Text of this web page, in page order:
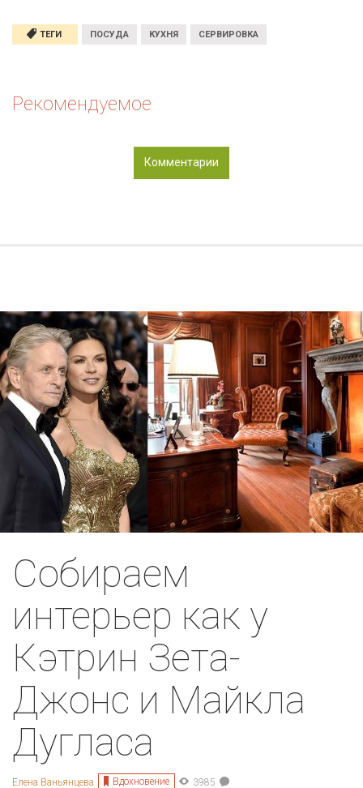
ТЕГИ ПОСУДА КУХНЯ СЕРВИРОВКА
Рекомендуемое
Комментарии
Собираем
интерьер как у
Кэтрин Зета-
Джонс и Майкла
Дугласа
Елена Ваньянцева Вдохновение 3985